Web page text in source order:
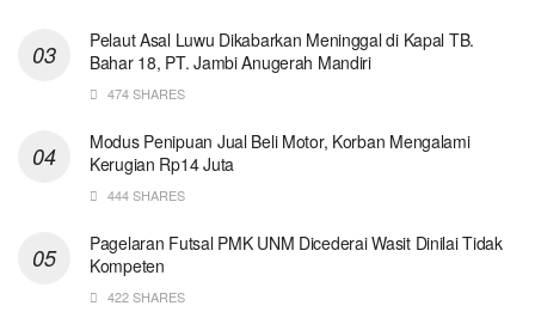
Pelaut Asal Luwu Dikabarkan Meninggal di Kapal TB.
Bahar 18, PT. Jambi Anugerah Mandiri
474 SHARES
Modus Penipuan Jual Beli Motor, Korban Mengalami
Kerugian Rp14 Juta
444 SHARES
Pagelaran Futsal PMK UNM Dicederai Wasit Dinilai Tidak
Kompeten
422 SHARES